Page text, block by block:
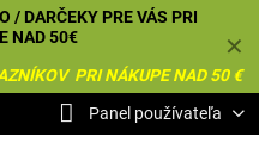
✕
/ DARČEKY PRE VÁS PRI
NAD 50€
PRI NÁKUPE NAD 50 €
Panel používateľa